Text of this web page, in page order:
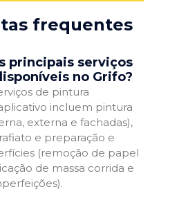
frequentes
principais serviços
no Grifo?
de pintura
incluem pintura
externa e fachadas),
e preparação e
(remoção de papel
de massa corrida e